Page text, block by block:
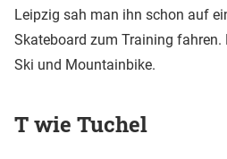
Leipzig sah man ihn schon auf
Skateboard zum Training
Ski und Mountainbike.
T wie Tuchel